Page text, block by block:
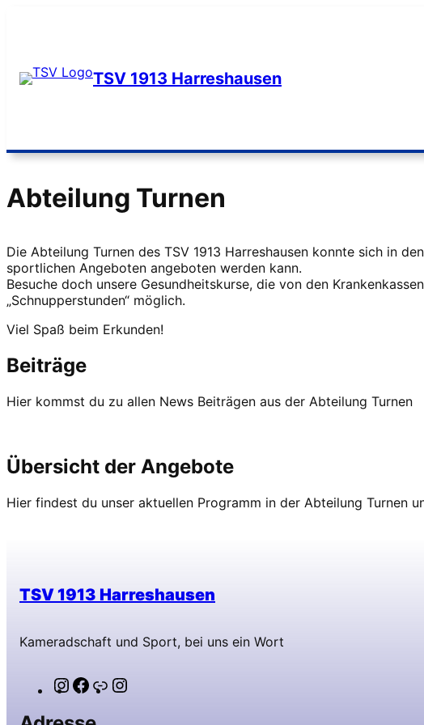
TSV 1913 Harreshausen
Abteilung Turnen
Die Abteilung Turnen des TSV 1913 Harreshausen konnte sich in
sportlichen Angeboten angeboten werden kann.
Besuche doch unsere Gesundheitskurse, die von den
„Schnupperstunden“ möglich.
Viel Spaß beim Erkunden!
Beiträge
Hier kommst du zu allen News Beiträgen aus der Abteilung Turnen
Übersicht der Angebote
Hier findest du unser aktuellen Programm in der Abteilung Turnen
TSV 1913 Harreshausen
Kameradschaft und Sport, bei uns ein Wort
Instagram
Facebook
Link